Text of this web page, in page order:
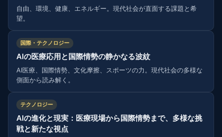
自由、環境、健康、エネルギー。現代社会が直面する課題と希
望。
国際・テクノロジー
AIの医療応用と国際情勢の静かなる波紋
AI医療、国際情勢、文化摩擦、スポーツの力。現代社会の多様な
側面から読み解く。
テクノロジー
AIの進化と現実：医療現場から国際情勢まで、多様な挑
戦と新たな視点